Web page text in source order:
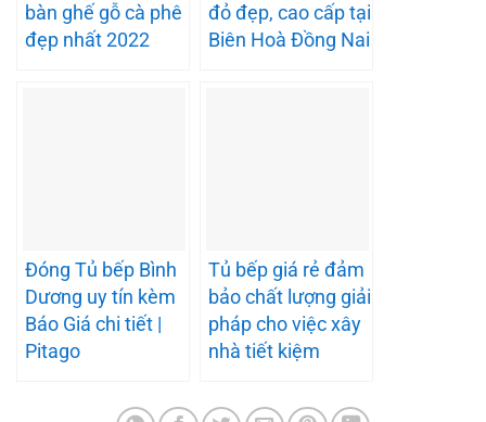
bàn ghế gỗ cà phê
đẹp nhất 2022
đỏ đẹp, cao cấp tại
Biên Hoà Đồng Nai
Đóng Tủ bếp Bình
Dương uy tín kèm
Báo Giá chi tiết |
Pitago
Tủ bếp giá rẻ đảm
bảo chất lượng giải
pháp cho việc xây
nhà tiết kiệm